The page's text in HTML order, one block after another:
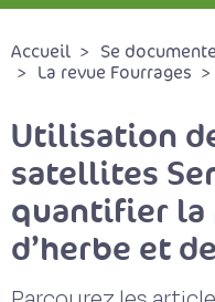
Accueil
Se
La revue Fourrages
Utilisation
satellites
quantifier
d’herbe et